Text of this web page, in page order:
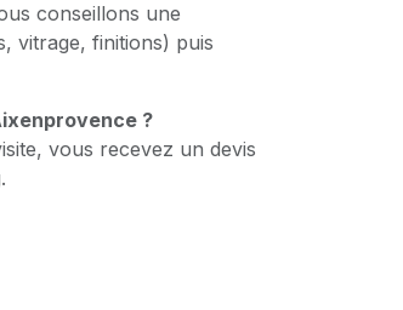
conseillons une
vitrage, finitions) puis
?
vous recevez un devis